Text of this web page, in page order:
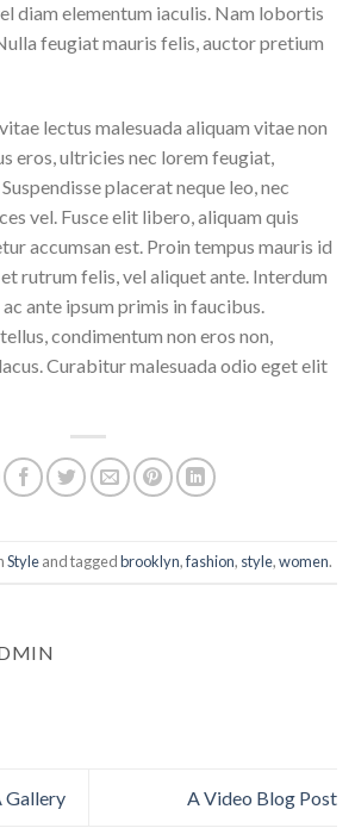
diam elementum iaculis. Nam lobortis
feugiat mauris felis, auctor pretium
lectus malesuada aliquam vitae non
eros, ultricies nec lorem feugiat,
placerat neque leo, nec
vel. Fusce elit libero, aliquam quis
accumsan est. Proin tempus mauris id
et rutrum felis, vel aliquet ante. Interdum
ante ipsum primis in faucibus.
condimentum non eros non,
Curabitur malesuada odio eget elit
Styleand taggedbrooklyn,fashion, style,women.
Gallery A Video Blog Post